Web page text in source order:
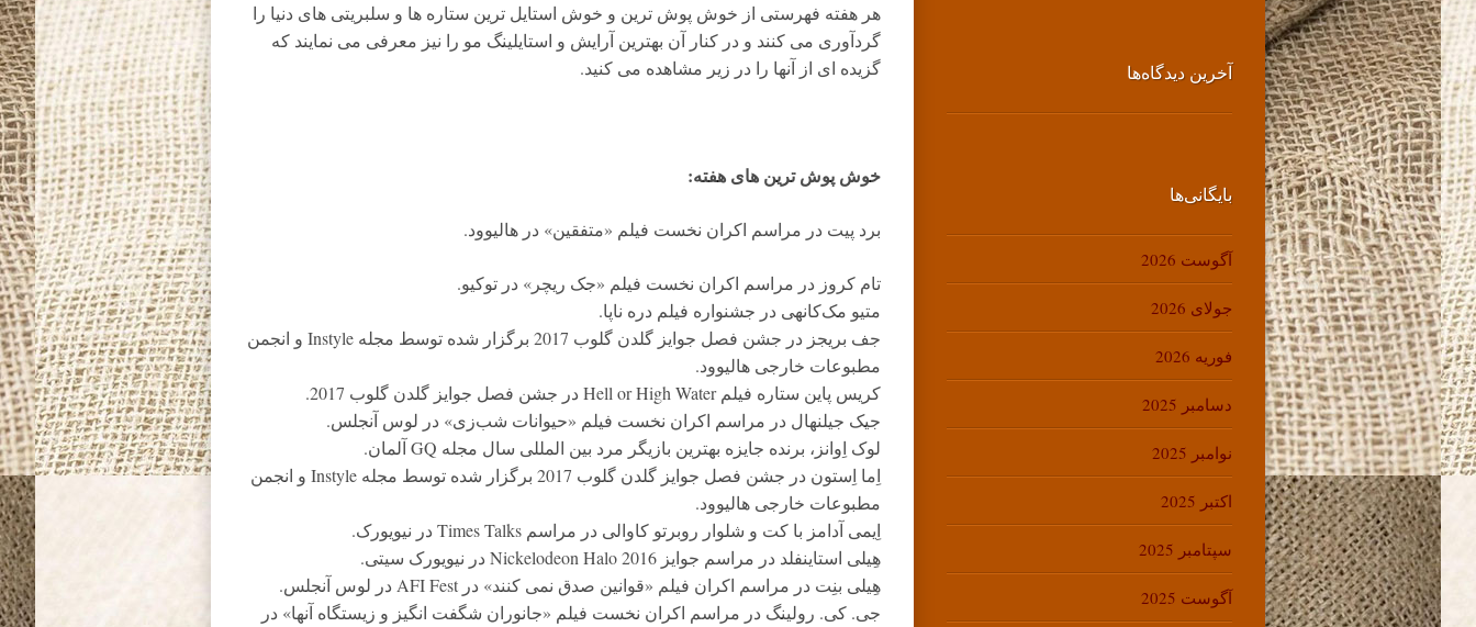
هر هفته فهرستی از خوش پوش ترین و خوش استایل ترین ستاره ها و سلبریتی های دنیا را
گردآوری می کنند و در کنار آن بهترین آرایش و استایلینگ مو را نیز معرفی می نمایند که
گزیده ای از آنها را در زیر مشاهده می کنید.
خوش پوش ترین های هفته:
برد پیت در مراسم اکران نخست فیلم «متفقین» در هالیوود.
تام کروز در مراسم اکران نخست فیلم «جک ریچر» در توکیو.
متیو مک‌کانهی در جشنواره فیلم دره ناپا.
جف بریجز در جشن فصل جوایز گلدن گلوب 2017 برگزار شده توسط مجله Instyle و انجمن
مطبوعات خارجی هالیوود.
کریس پاین ستاره فیلم Hell or High Water در جشن فصل جوایز گلدن گلوب 2017.
جیک جیلنهال در مراسم اکران نخست فیلم «حیوانات شب‌زی» در لوس آنجلس.
لوک اِوانز، برنده جایزه بهترین بازیگر مرد بین المللی سال مجله GQ آلمان.
اِما اِستون در جشن فصل جوایز گلدن گلوب 2017 برگزار شده توسط مجله Instyle و انجمن
مطبوعات خارجی هالیوود.
اِیمی آدامز با کت و شلوار روبرتو کاوالی در مراسم Times Talks در نیویورک.
هِیلی استاینفلد در مراسم جوایز Nickelodeon Halo 2016 در نیویورک سیتی.
هِیلی بنِت در مراسم اکران فیلم «قوانین صدق نمی کنند» در AFI Fest در لوس آنجلس.
جی. کی. رولینگ در مراسم اکران نخست فیلم «جانوران شگفت انگیز و زیستگاه آنها» در
آخرین دیدگاه‌ها
بایگانی‌ها
آگوست 2026
جولای 2026
فوریه 2026
دسامبر 2025
نوامبر 2025
اکتبر 2025
سپتامبر 2025
آگوست 2025